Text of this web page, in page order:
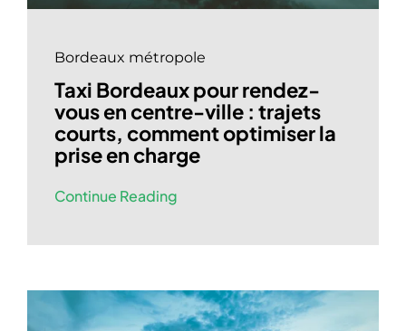
Bordeaux métropole
Taxi Bordeaux pour rendez-
vous en centre-ville : trajets
courts, comment optimiser la
prise en charge
Continue Reading